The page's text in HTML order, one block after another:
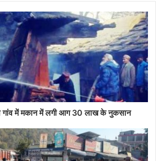
गांव में मकान में लगी आग 30 लाख के नुकसान